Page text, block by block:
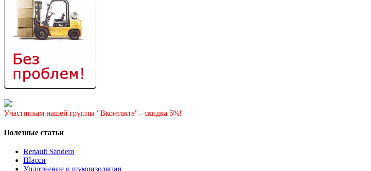
Участникам нашей группы "Вконтакте" - скидка 5%!
Полезные статьи
Renault Sandero
Шасси
Уплотнение и шумоизоляция